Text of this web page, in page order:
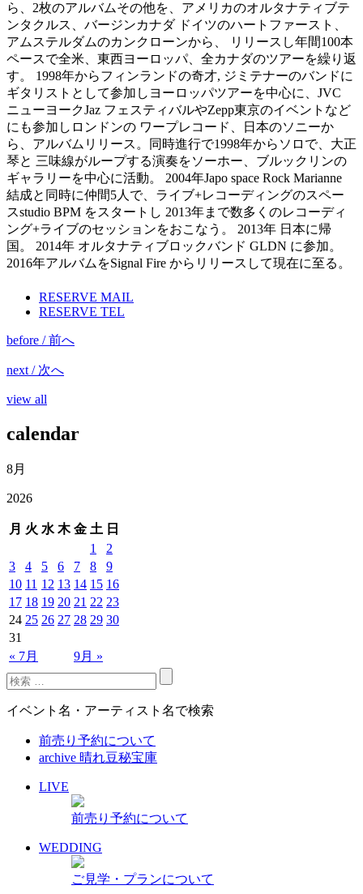
ら、2枚のアルバムその他を、アメリカのオルタナティブテ
ンタクルス、バージンカナダ ドイツのハートファースト、
アムステルダムのカンクローンから、 リリースし年間100本
ペースで全米、東西ヨーロッパ、全カナダのツアーを繰り返
す。 1998年からフィンランドの奇才, ジミテナーのバンドに
ギタリストとして参加しヨーロッパツアーを中心に、JVC
ニューヨークJaz フェスティバルやZepp東京のイベントなど
にも参加しロンドンの ワープレコード、日本のソニーか
ら、アルバムリリース。同時進行で1998年からソロで、大正
琴と 三味線がループする演奏をソーホー、ブルックリンの
ギャラリーを中心に活動。 2004年Japo space Rock Marianne
結成と同時に仲間5人で、ライブ+レコーディングのスペー
スstudio BPM をスタートし 2013年まで数多くのレコーディ
ング+ライブのセッションをおこなう。 2013年 日本に帰
国。 2014年 オルタナティブロックバンド GLDN に参加。
2016年アルバムをSignal Fire からリリースして現在に至る。
RESERVE MAIL
RESERVE TEL
before / 前へ
next / 次へ
view all
calendar
8月
2026
月 火 水 木 金 土 日
« 7月 9月 »
1
2
3
4 5 6 7 8
9
10 11 12 13 14 15 16
17 18 19 20 21 22 23
24 25 26 27 28 29 30
31
イベント名・アーティスト名で検索
前売り予約について
archive 晴れ豆秘宝庫
LIVE
前売り予約について
WEDDING
ご見学・プランについて